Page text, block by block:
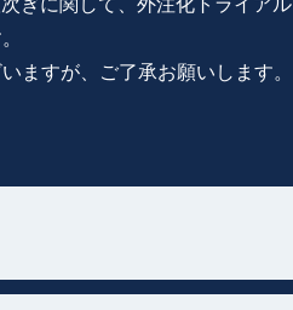
ますが、ご了承お願いします。